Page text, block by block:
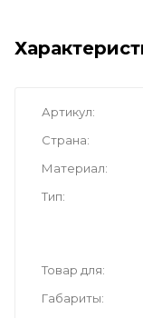
Артикул
Страна
Материал
Тип
Товар для
Габариты